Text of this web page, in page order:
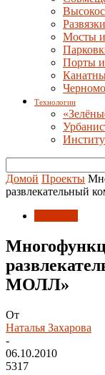
Мосты
Порты
Технологии
Домой Проекты
развлекательный
МОЛЛ»
От
Наталья Захарова
-
06.10.2010
5317